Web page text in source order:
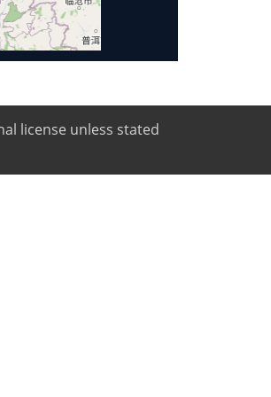
license unless stated